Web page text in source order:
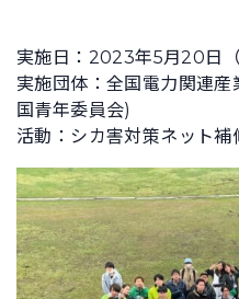
実施日：2023年5月20日（
実施団体：全国電力関連
国青年委員会)
活動：シカ害対策ネット補